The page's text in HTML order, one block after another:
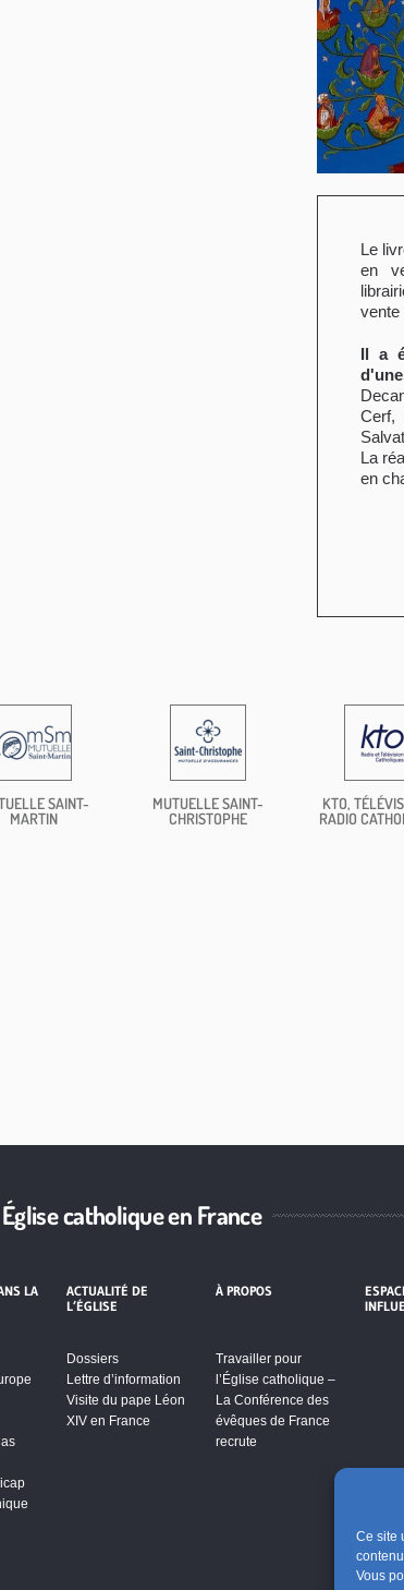
Ce site
Vous
Le
en
vente
Il a
Cerf,
La
en
SAINT-
MARTIN
MUTUELLE SAINT-
CHRISTOPHE
KTO,
RADIO
Église catholique en France
LA
ACTUALITÉ DE
L’ÉGLISE
Dossiers
Lettre d’information
Visite du pape Léon
XIV en France
À PROPOS
Travailler pour
l’Église catholique –
La Conférence des
évêques de France
recrute